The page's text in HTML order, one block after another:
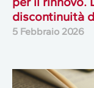
discontinuità
5 Febbraio 2026